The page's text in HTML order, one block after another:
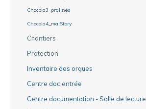
Chocola3_pralines
Chocola4_malStory
Chantiers
Protection
Inventaire des orgues
Centre doc entrée
Centre documentation - Salle de lecture